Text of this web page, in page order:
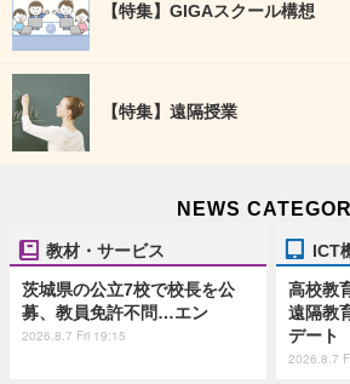
【特集】GIGAスクール構想
【特集】遠隔授業
NEWS
教材・サービス
茨城県の公立7校で校長を公
募、教員免許不問…エン
2026.8.7 Fri 19:15
ICT
高校教
遠隔教
デート
2026.8.7